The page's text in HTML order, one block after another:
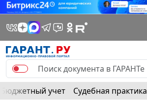
Бюджетный учет Судебная практика